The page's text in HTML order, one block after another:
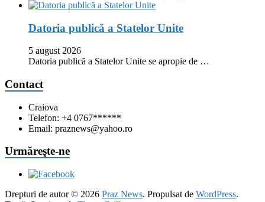
Datoria publică a Statelor Unite
5 august 2026
Datoria publică a Statelor Unite se apropie de …
Contact
Craiova
Telefon: +4 0767******
Email: praznews@yahoo.ro
Urmăreşte-ne
Drepturi de autor © 2026 Praz News. Propulsat de WordPress.